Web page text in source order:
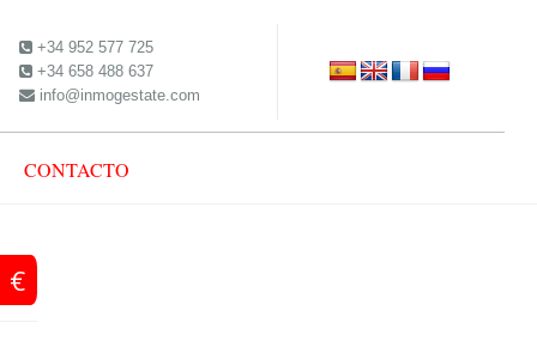
+34 952 577 725
+34 658 488 637
info@inmogestate.com
CONTACTO
€